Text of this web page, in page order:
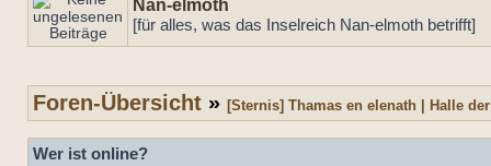
Nan-elmoth
[für alles, was das Inselreich Nan-elmoth betrifft]
Foren-Übersicht » [Sternis] Thamas en elenath | Halle
Wer ist online?